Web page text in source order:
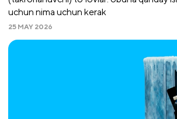
uchun nima uchun kerak
25 MAY 2026